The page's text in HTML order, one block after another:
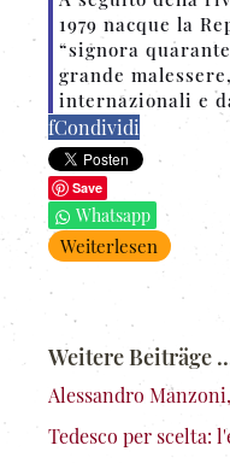
1979 nacque la
“signora
grande
internazionali e
fCondividi
Save
Whatsapp
Weiterlesen
Weitere Beiträge
Alessandro
Tedesco per scelta: